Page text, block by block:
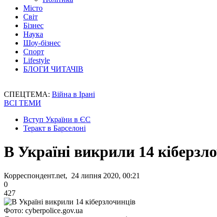
Місто
Світ
Бізнес
Наука
Шоу-бізнес
Спорт
Lifestyle
БЛОГИ ЧИТАЧІВ
СПЕЦТЕМА: Війна в Ірані
ВСІ ТЕМИ
Вступ України в ЄС
Теракт в Барселоні
В Україні викрили 14
Корреспондент.net, 24 липня 2020, 00:21
0
427
Фото: cyberpolice.gov.ua